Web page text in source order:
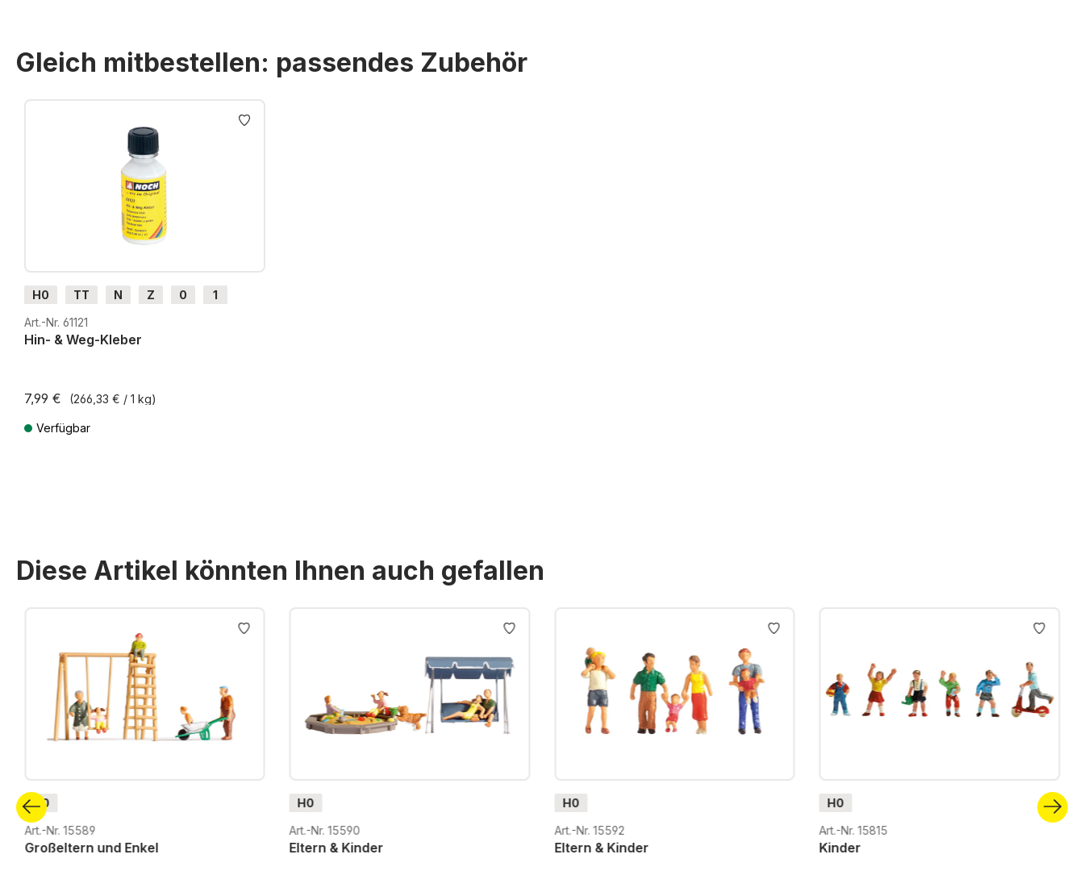
Gleich mitbestellen: passendes Zubehör
Produktgalerie überspringen
H0 TT N Z 0
1
G
H0m
Art.-Nr. 61121
Hin- & Weg-Kleber
7,99 € (266,33 € / 1 kg)
Verfügbar
Diese Artikel könnten Ihnen auch gefallen
Produktgalerie überspringen
H0
Art.-Nr. 15589
Großeltern und Enkel
H0
Art.-Nr. 15590
Eltern & Kinder
H0
Art.-Nr. 15592
Eltern & Kinder
H0
Art.-Nr. 15815
Kinder